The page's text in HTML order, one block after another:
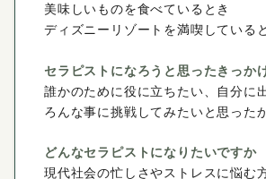
美味しいものを食べているとき
ディズニーリゾートを満喫している
セラピストになろうと思ったきっか
誰かのために役に立ちたい、自分に
ろんな事に挑戦してみたいと思った
どんなセラピストになりたいですか
現代社会の忙しさやストレスに悩む